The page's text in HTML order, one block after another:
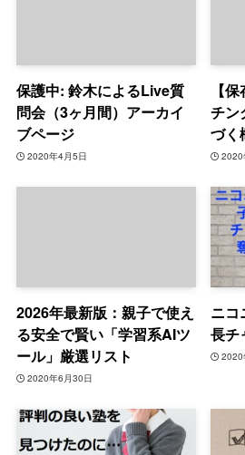
保護中: 鈴木によるLive質
問会（3ヶ月間）アーカイ
ブページ
2020年4月5日
【
チ
づく
2020
2026年最新版：親子で使え
る安全で賢い「学習系AIツ
ール」厳選リスト
2020年6月30日
ニコ
長チ
2020